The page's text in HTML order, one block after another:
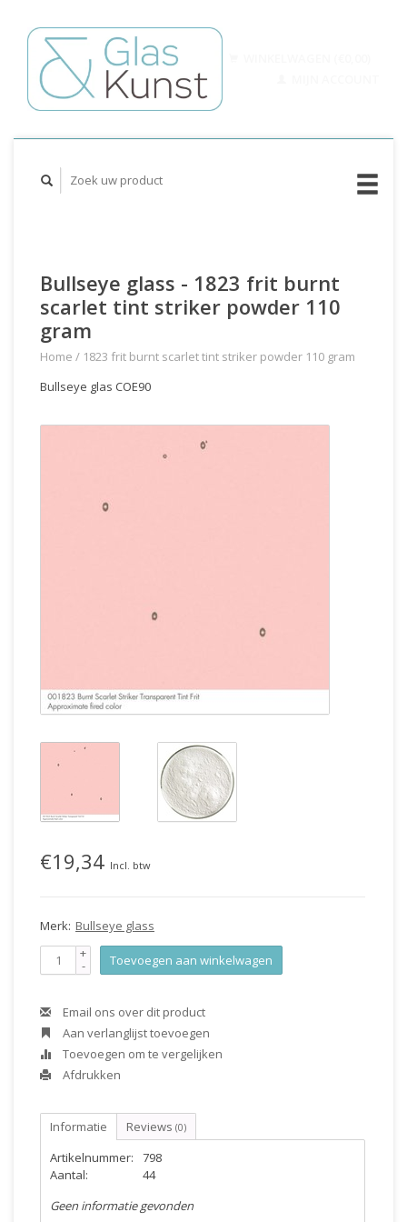
Bullseye glass - 1823 frit burnt
scarlet tint striker powder 110
gram
Home / 1823 frit burnt scarlet tint striker powder 110 gram
Bullseye glas COE90
€19,34 Incl. btw
Merk: Bullseye glass
+
- Toevoegen aan winkelwagen
Email ons over dit product
Aan verlanglijst toevoegen
Toevoegen om te vergelijken
Afdrukken
Informatie Reviews (0)
Artikelnummer:
798
Aantal:
44
Geen informatie gevonden